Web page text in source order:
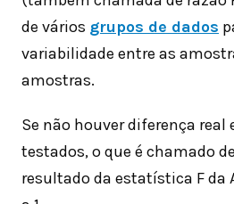
de vários grupos de dados
variabilidade entre as
amostras.
Se não houver diferença real
testados, o que é chamado
resultado da estatística F da